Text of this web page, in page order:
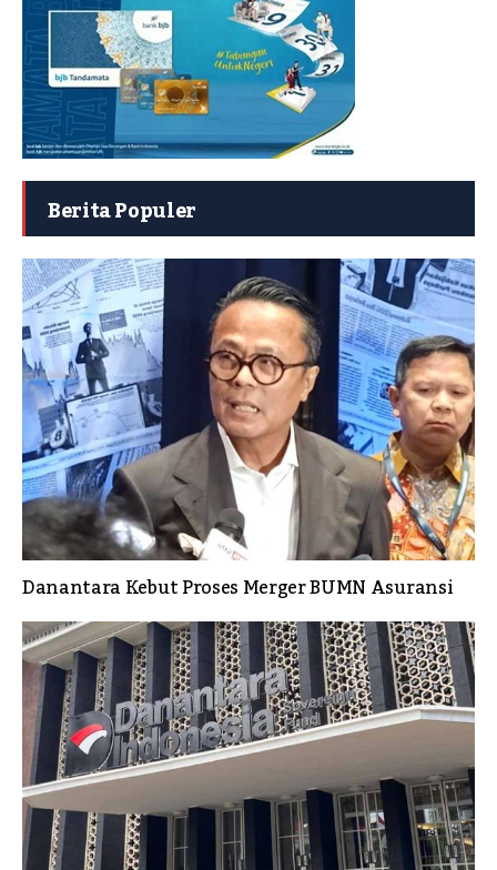
Berita Populer
Danantara Kebut Proses Merger BUMN Asuransi